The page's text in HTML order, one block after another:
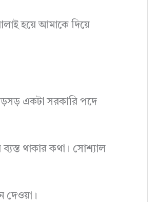
হয়ে আমাকে দিয়ে
একটা সরকারি পদে
থাকার কথা। সোশ্যাল
দেওয়া।